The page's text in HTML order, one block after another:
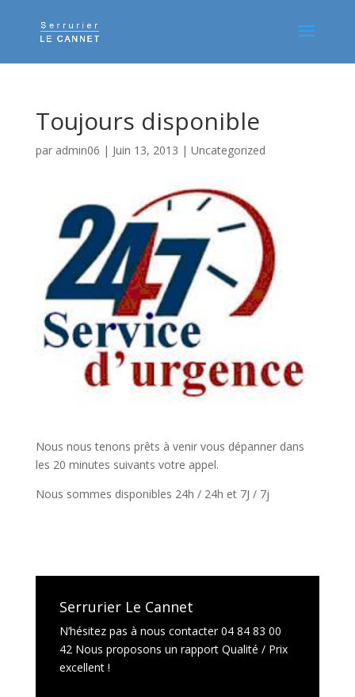
Toujours disponible
par admin06 | Juin 13, 2013 | Uncategorized
Nous nous tenons prêts à venir vous dépanner dans
les 20 minutes suivants votre appel.
Nous sommes disponibles 24h / 24h et 7J / 7j
Serrurier Le Cannet
N’hésitez pas à nous contacter 04 84 83 00
42 Nous proposons un rapport Qualité / Prix
excellent !